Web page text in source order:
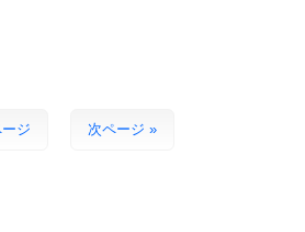
ジ 次ページ »